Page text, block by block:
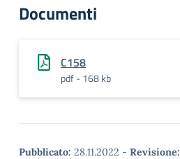
Documenti
C158
pdf - 168 kb
Pubblicato: 28.11.2022 - Revisione: